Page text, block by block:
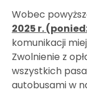
Wobec
2025 r.
komunikacji
Zwolnienie z
wszystkich
autobusami w